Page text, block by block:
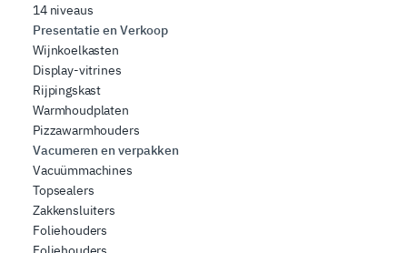
14 niveaus
Presentatie en Verkoop
Wijnkoelkasten
Display-vitrines
Rijpingskast
Warmhoudplaten
Pizzawarmhouders
Vacumeren en verpakken
Vacuümmachines
Topsealers
Zakkensluiters
Foliehouders